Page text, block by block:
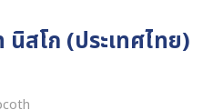
นิสโก (ประเทศไทย)